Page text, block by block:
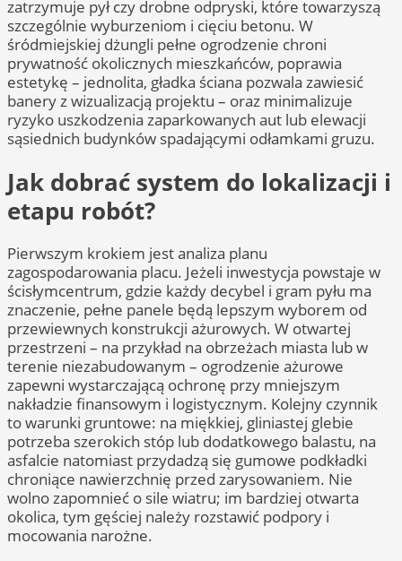
zatrzymuje pył czy drobne odpryski, które towarzyszą
szczególnie wyburzeniom i cięciu betonu. W
śródmiejskiej dżungli pełne ogrodzenie chroni
prywatność okolicznych mieszkańców, poprawia
estetykę – jednolita, gładka ściana pozwala zawiesić
banery z wizualizacją projektu – oraz minimalizuje
ryzyko uszkodzenia zaparkowanych aut lub elewacji
sąsiednich budynków spadającymi odłamkami gruzu.
Jak dobrać system do lokalizacji i
etapu robót?
Pierwszym krokiem jest analiza planu
zagospodarowania placu. Jeżeli inwestycja powstaje w
ścisłymcentrum, gdzie każdy decybel i gram pyłu ma
znaczenie, pełne panele będą lepszym wyborem od
przewiewnych konstrukcji ażurowych. W otwartej
przestrzeni – na przykład na obrzeżach miasta lub w
terenie niezabudowanym – ogrodzenie ażurowe
zapewni wystarczającą ochronę przy mniejszym
nakładzie finansowym i logistycznym. Kolejny czynnik
to warunki gruntowe: na miękkiej, gliniastej glebie
potrzeba szerokich stóp lub dodatkowego balastu, na
asfalcie natomiast przydadzą się gumowe podkładki
chroniące nawierzchnię przed zarysowaniem. Nie
wolno zapomnieć o sile wiatru; im bardziej otwarta
okolica, tym gęściej należy rozstawić podpory i
mocowania narożne.